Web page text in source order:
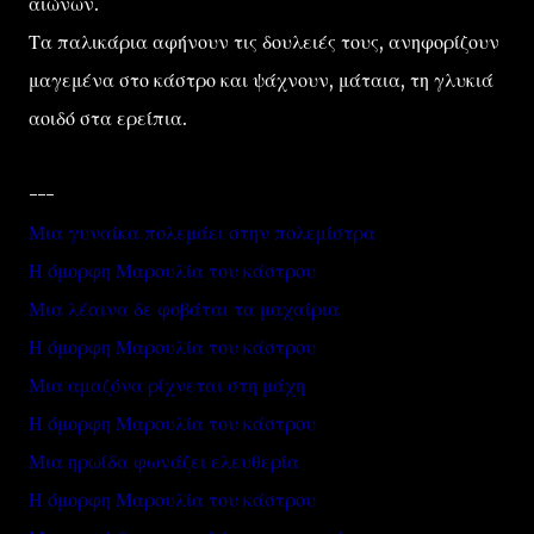
Τα παλικάρια αφήνουν τις δουλειές τους, ανηφορίζουν
μαγεμένα στο κάστρο και ψάχνουν, μάταια, τη γλυκιά
αοιδό στα ερείπια.
---
Μια γυναίκα πολεμάει στην πολεμίστρα
Η όμορφη Μαρουλία του κάστρου
Μια λέαινα δε φοβάται τα μαχαίρια
Η όμορφη Μαρουλία του κάστρου
Μια αμαζόνα ρίχνεται στη μάχη
Η όμορφη Μαρουλία του κάστρου
Μια ηρωίδα φωνάζει ελευθερία
Η όμορφη Μαρουλία του κάστρου